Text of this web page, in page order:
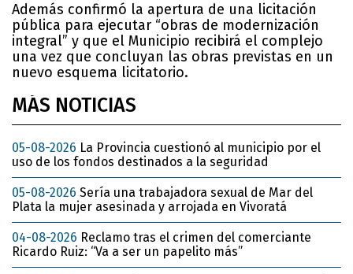
Además confirmó la apertura de una licitación
pública para ejecutar “obras de modernización
integral” y que el Municipio recibirá el complejo
una vez que concluyan las obras previstas en un
nuevo esquema licitatorio.
MÁS NOTICIAS
05-08-2026 La Provincia cuestionó al municipio por el
uso de los fondos destinados a la seguridad
05-08-2026 Sería una trabajadora sexual de Mar del
Plata la mujer asesinada y arrojada en Vivoratá
04-08-2026 Reclamo tras el crimen del comerciante
Ricardo Ruiz: “Va a ser un papelito más”